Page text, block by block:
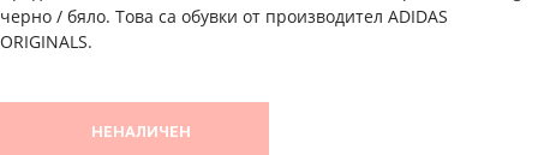
черно / бяло. Това са обувки от производител ADIDAS
ORIGINALS.
НЕНАЛИЧЕН